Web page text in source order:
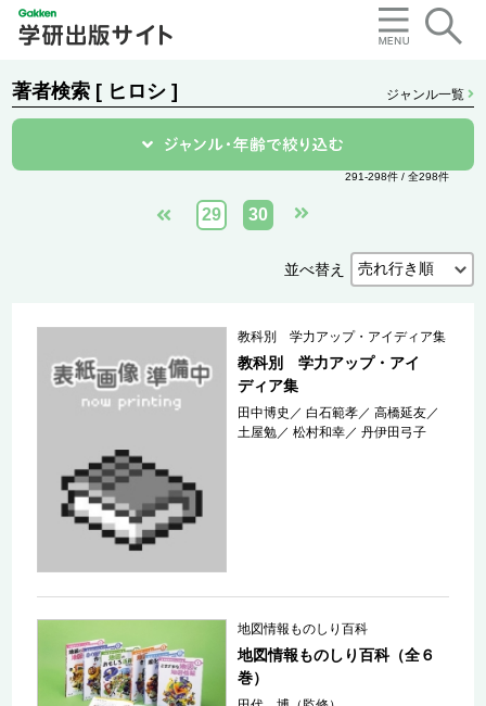
著者検索 [ ヒロシ ] ジャンル一覧
291-298件 / 全298件
29 30
並べ替え
教科別 学力アップ・アイディア集
教科別 学力アップ・アイ
ディア集
田中博史 ／白石範孝／高橋延友／
土屋勉／松村和幸／丹伊田弓子
地図情報ものしり百科
地図情報ものしり百科（全６
巻）